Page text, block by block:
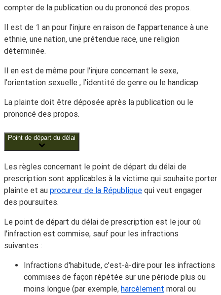
compter de la publication ou du prononcé des propos.
Il est de 1 an pour l'injure en raison de l'appartenance à une
ethnie, une nation, une prétendue race, une religion
déterminée.
Il en est de même pour l'injure concernant le sexe,
l'orientation sexuelle , l'identité de genre ou le handicap.
La plainte doit être déposée après la publication ou le
prononcé des propos.
Point de départ du délai
Les règles concernant le point de départ du délai de
prescription sont applicables à la victime qui souhaite porter
plainte et au procureur de la République qui veut engager
des poursuites.
Le point de départ du délai de prescription est le jour où
l'infraction est commise, sauf pour les infractions
suivantes :
Infractions d'habitude, c'est-à-dire pour les infractions
commises de façon répétée sur une période plus ou
moins longue (par exemple, harcèlement moral ou